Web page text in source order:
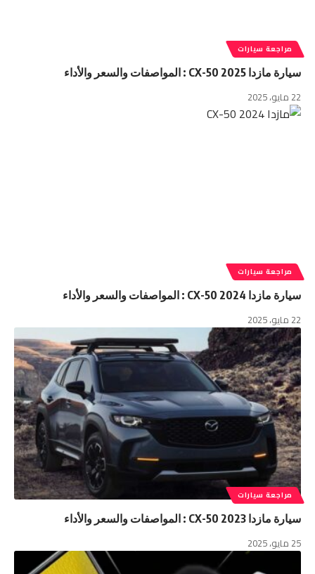
مراجعة سيارات
سيارة مازدا CX-50 2025 : المواصفات والسعر والأداء
22 مايو، 2025
مراجعة سيارات
سيارة مازدا CX-50 2024 : المواصفات والسعر والأداء
22 مايو، 2025
مراجعة سيارات
سيارة مازدا CX-50 2023 : المواصفات والسعر والأداء
25 مايو، 2025